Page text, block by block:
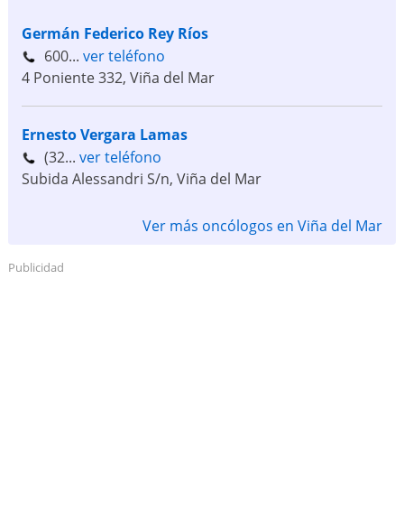
Germán Federico Rey Ríos
600... ver teléfono
4 Poniente 332, Viña del Mar
Ernesto Vergara Lamas
(32... ver teléfono
Subida Alessandri S/n, Viña del Mar
Ver más oncólogos en Viña del Mar
Publicidad